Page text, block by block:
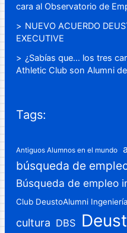
cara al Observatorio de
NUEVO ACUERDO
EXECUTIVE
¿Sabías que… los tres
Athletic Club son Alumni
Tags:
Antiguos Alumnos en el mundo
búsqueda de
Búsqueda de empleo
Club DeustoAlumni Ingeniería
cultura DBS